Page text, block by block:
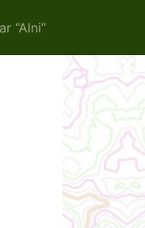
“Alni”